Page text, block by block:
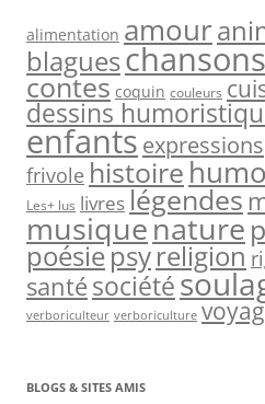
alimentation amour
blagueschansons
contes coquin couleurs
dessins
enfantsexpressions
frivole histoire
Les+ lus livreslégendes
musiquenature
poésiepsyreligion
santésociété
verboriculteur verboriculture
BLOGS & SITES AMIS